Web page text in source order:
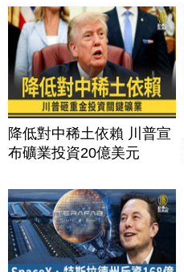
降低對中稀土依賴 川普宣
布礦業投資20億美元